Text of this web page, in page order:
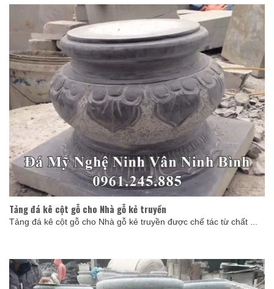
Tảng đá kê cột gỗ cho Nhà gỗ kẻ truyền
Tảng đá kê cột gỗ cho Nhà gỗ kẻ truyền được chế tác từ chất ...